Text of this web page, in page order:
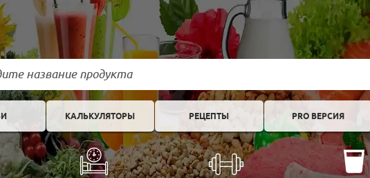
КАЛЬКУЛЯТОРЫ РЕЦЕПТЫ PRO ВЕРСИЯ